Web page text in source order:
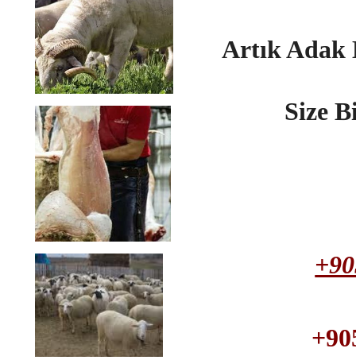
Artık Adak
Size